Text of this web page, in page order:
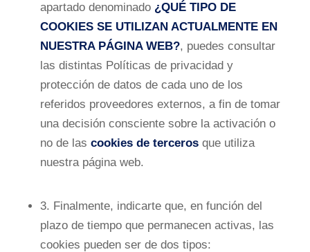
apartado denominado ¿QUÉ TIPO DE
COOKIES SE UTILIZAN ACTUALMENTE EN
NUESTRA PÁGINA WEB?, puedes consultar
las distintas Políticas de privacidad y
protección de datos de cada uno de los
referidos proveedores externos, a fin de tomar
una decisión consciente sobre la activación o
no de las cookies de tercerosque utiliza
nuestra página web.
3. Finalmente, indicarte que, en función del
plazo de tiempo que permanecen activas, las
cookies pueden ser de dos tipos: